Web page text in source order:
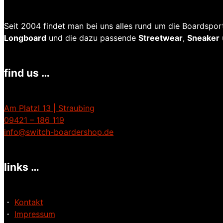
Seit 2004 findet man bei uns alles rund um die
Longboard und die dazu passende Streetwear, Sneaker
find us …
Am Platzl 13 | Straubing
09421 – 186 119
info@switch-boardershop.de
links …
・ Kontakt
・ Impressum